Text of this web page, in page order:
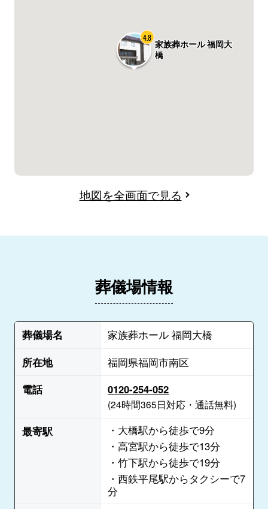
家族葬ホール 福岡大
橋
4.8
地図を全画面で見る
葬儀場情報
葬儀場名
家族葬ホール 福岡大橋
所在地
福岡県福岡市南区
電話
0120-254-052
(24時間365日対応・通話無料)
最寄駅
・大橋駅から徒歩で9分
・高宮駅から徒歩で13分
・竹下駅から徒歩で19分
・西鉄平尾駅からタクシーで7
分